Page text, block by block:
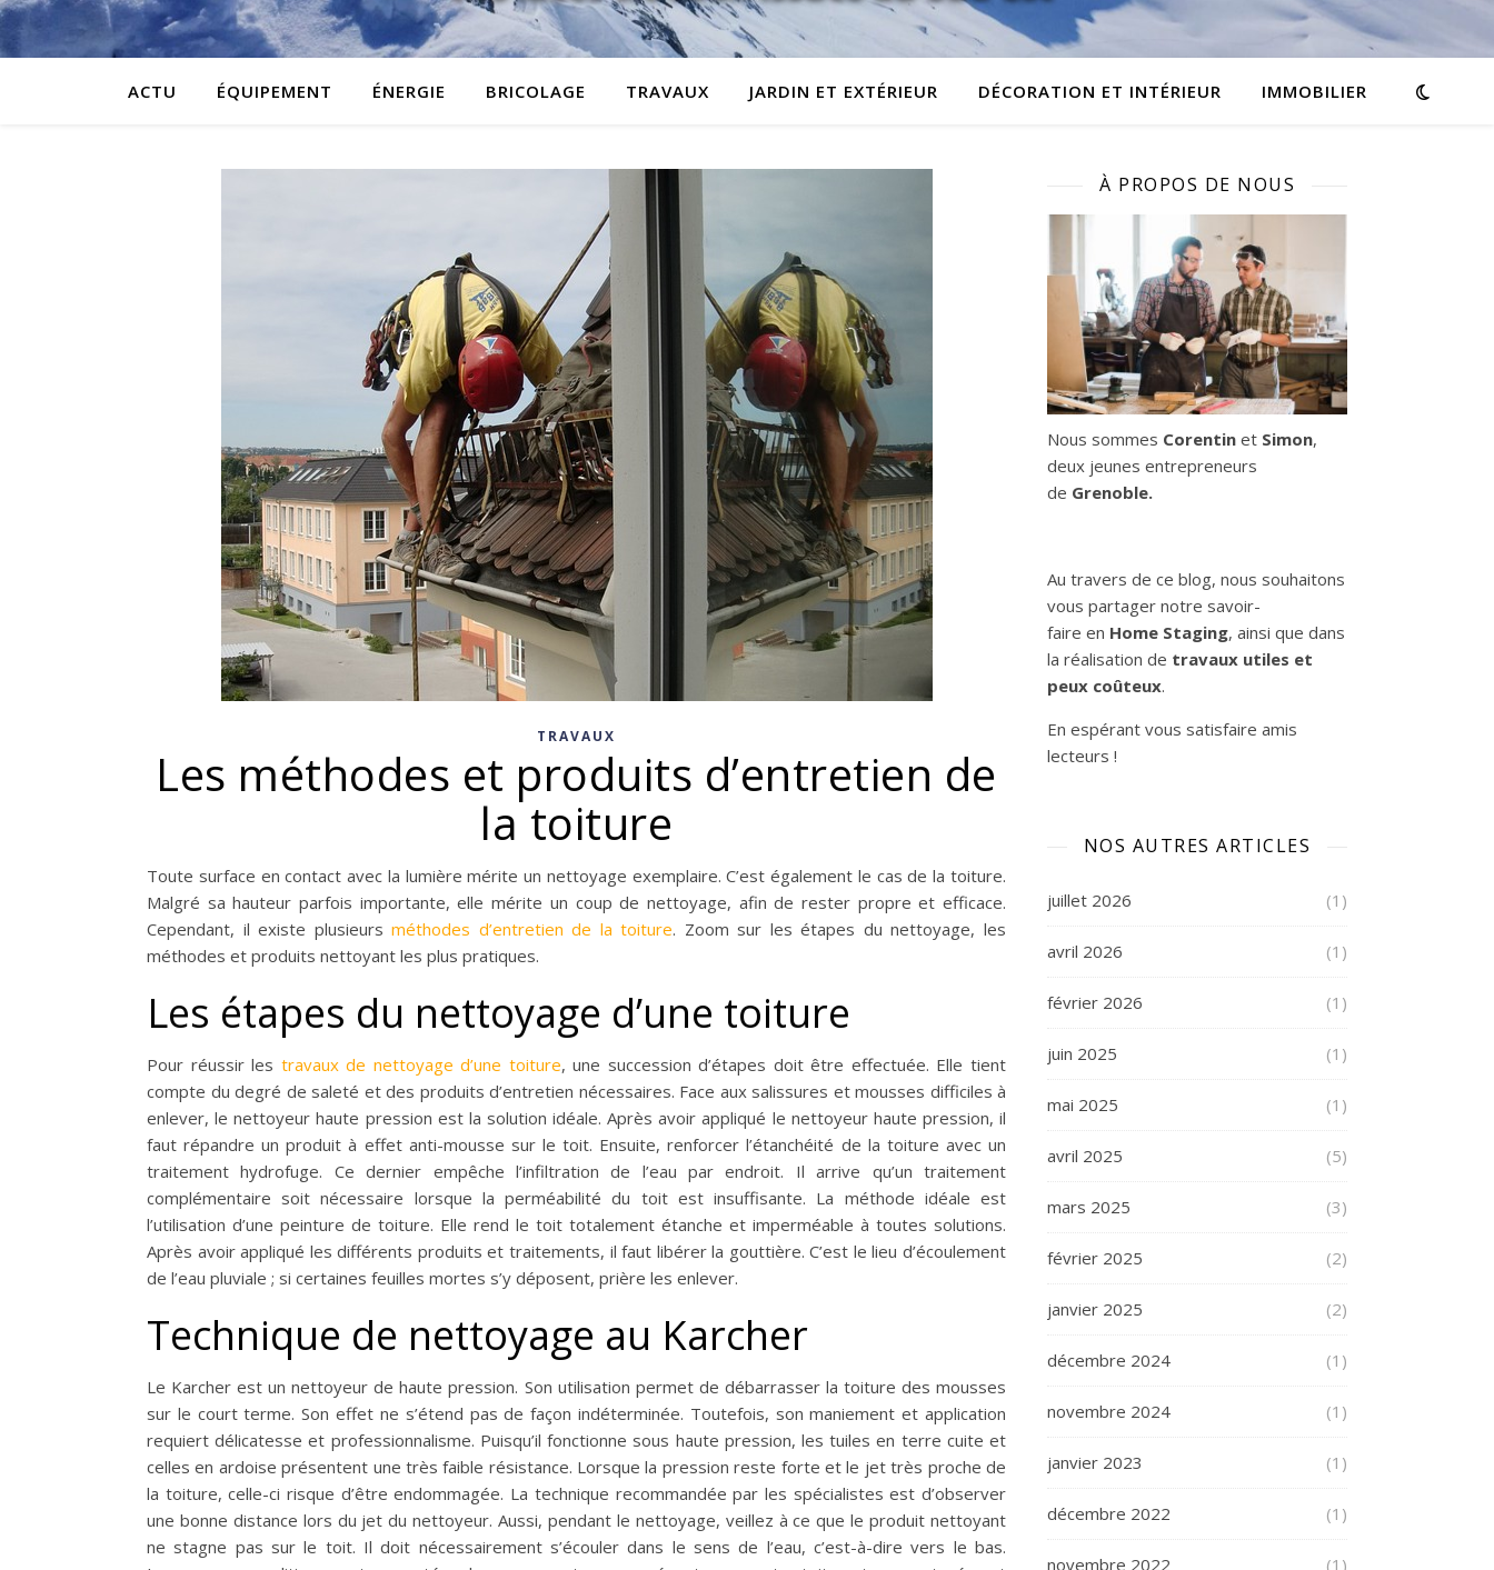
ACTU ÉQUIPEMENT ÉNERGIE BRICOLAGE TRAVAUX JARDIN ET EXTÉRIEUR DÉCORATION ET INTÉRIEUR IMMOBILIER
TRAVAUX
Les méthodes et produits d’entretien de
la toiture
Toute surface en contact avec la lumière mérite un nettoyage exemplaire. C’est également le cas de la toiture.
Malgré sa hauteur parfois importante, elle mérite un coup de nettoyage, afin de rester propre et efficace.
Cependant, il existe plusieursméthodes d’entretien de la toiture. Zoom sur les étapes du nettoyage, les
méthodes et produits nettoyant les plus pratiques.
Les étapes du nettoyage d’une toiture
Pour réussir les travaux de nettoyage d’une toiture, une succession d’étapes doit être effectuée. Elle tient
compte du degré de saleté et des produits d’entretien nécessaires. Face aux salissures et mousses difficiles à
enlever, le nettoyeur haute pression est la solution idéale. Après avoir appliqué le nettoyeur haute pression, il
faut répandre un produit à effet anti-mousse sur le toit. Ensuite, renforcer l’étanchéité de la toiture avec un
traitement hydrofuge. Ce dernier empêche l’infiltration de l’eau par endroit. Il arrive qu’un traitement
complémentaire soit nécessaire lorsque la perméabilité du toit est insuffisante. La méthode idéale est
l’utilisation d’une peinture de toiture. Elle rend le toit totalement étanche et imperméable à toutes solutions.
Après avoir appliqué les différents produits et traitements, il faut libérer la gouttière. C’est le lieu d’écoulement
de l’eau pluviale ; si certaines feuilles mortes s’y déposent, prière les enlever.
Technique de nettoyage au Karcher
Le Karcher est un nettoyeur de haute pression. Son utilisation permet de débarrasser la toiture des mousses
sur le court terme. Son effet ne s’étend pas de façon indéterminée. Toutefois, son maniement et application
requiert délicatesse et professionnalisme. Puisqu’il fonctionne sous haute pression, les tuiles en terre cuite et
celles en ardoise présentent une très faible résistance. Lorsque la pression reste forte et le jet très proche de
la toiture, celle-ci risque d’être endommagée. La technique recommandée par les spécialistes est d’observer
une bonne distance lors du jet du nettoyeur. Aussi, pendant le nettoyage, veillez à ce que le produit nettoyant
ne stagne pas sur le toit. Il doit nécessairement s’écouler dans le sens de l’eau, c’est-à-dire vers le bas.
À PROPOS DE NOUS
Nous sommes Corentin et Simon,
deux jeunes entrepreneurs
de Grenoble.
Au travers de ce blog, nous souhaitons
vous partager notre savoir-
faire en Home Staging, ainsi que dans
la réalisation de travaux utiles et
peux coûteux.
En espérant vous satisfaire amis
lecteurs !
NOS AUTRES ARTICLES
juillet 2026 (1)
avril 2026 (1)
février 2026 (1)
juin 2025 (1)
mai 2025 (1)
avril 2025 (5)
mars 2025 (3)
février 2025 (2)
janvier 2025 (2)
décembre 2024 (1)
novembre 2024 (1)
janvier 2023 (1)
décembre 2022 (1)
novembre 2022 (1)